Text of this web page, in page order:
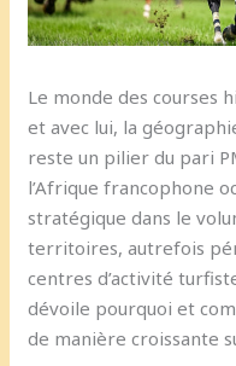
Le monde des courses
et avec lui, la
reste un pilier du pari
l’Afrique francophone
stratégique dans le
territoires, autrefois
centres d’activité
dévoile pourquoi et
de manière croissante